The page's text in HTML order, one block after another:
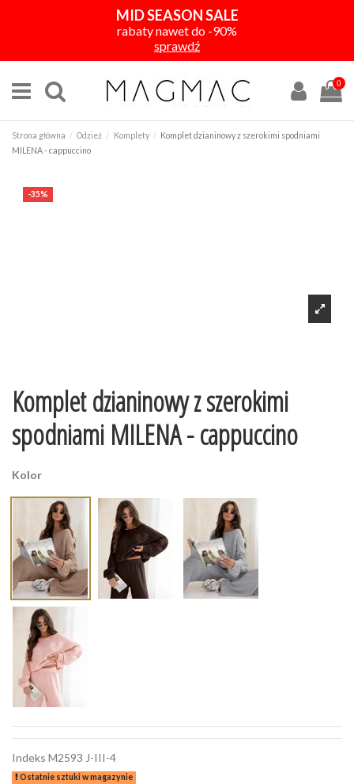
MID SEASON SALE
rabaty nawet do -90%
sprawdź
0
Strona główna Odzież Komplety
Komplet dzianinowy z szerokimi spodniami
MILENA - cappuccino
-35%
Komplet dzianinowy z szerokimi
spodniami MILENA - cappuccino
Kolor
Indeks M2593 J-III-4
Ostatnie sztuki w magazynie